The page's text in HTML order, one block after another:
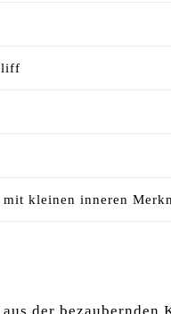
kleinen inneren